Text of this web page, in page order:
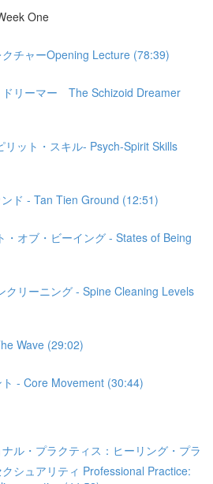
One
チャーOpening Lecture (78:39)
リーマー The Schizoid Dreamer
リット・スキル- Psych-Spirit Skills
ド - Tan Tien Ground (12:51)
・オブ・ビーイング - States of Being
クリーニング - Spine Cleaning Levels
Wave (29:02)
ト - Core Movement (30:44)
ル・プラクティス：ヒーリング・プラ
シュアリティ Professional Practice: